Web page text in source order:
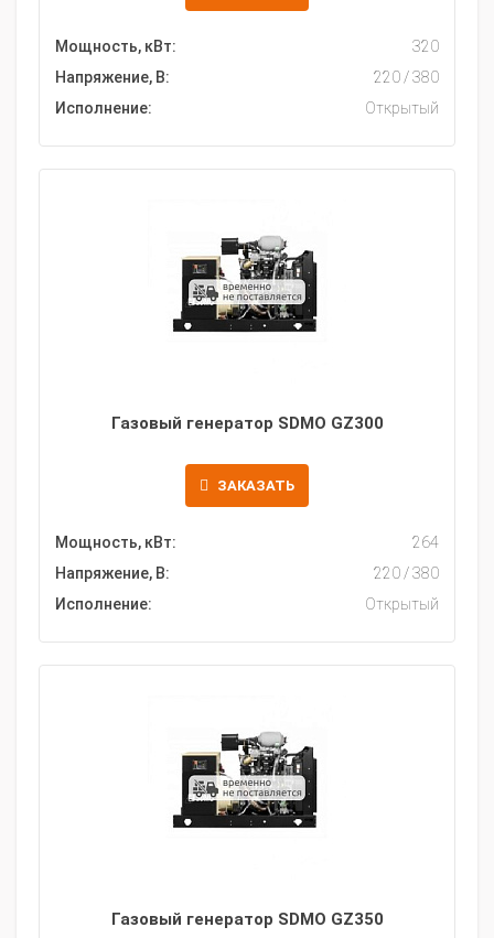
Мощность, кВт:
320
Напряжение, В:
220 / 380
Исполнение:
Открытый
Газовый генератор SDMO GZ300
ЗАКАЗАТЬ
Мощность, кВт:
264
Напряжение, В:
220 / 380
Исполнение:
Открытый
Газовый генератор SDMO GZ350